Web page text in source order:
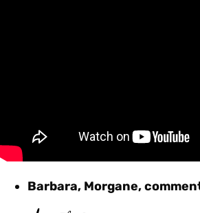
Barbara, Morgane,